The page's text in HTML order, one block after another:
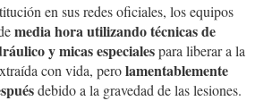
en sus redes oficiales, los equipos
media hora utilizando técnicas de
y micas especialespara liberar a la
con vida, perolamentablemente
debido a la gravedad de las lesiones.